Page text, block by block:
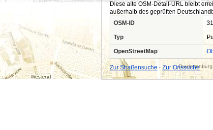
Diese alte OSM-Detail-URL bleibt
außerhalb des geprüften
OSM-ID
Typ
OpenStreetMap
Zur Straßensuche · Zur Ortssuche